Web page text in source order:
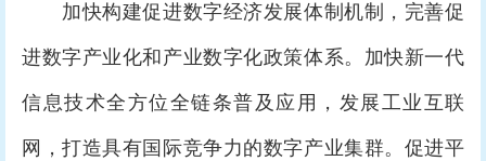
加快构建促进数字经济发展体制机制，完善促
进数字产业化和产业数字化政策体系。加快新一代
信息技术全方位全链条普及应用，发展工业互联
网，打造具有国际竞争力的数字产业集群。促进平